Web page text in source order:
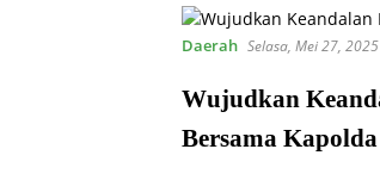
Daerah Selasa, Mei 27, 2025
Wujudkan
Bersama